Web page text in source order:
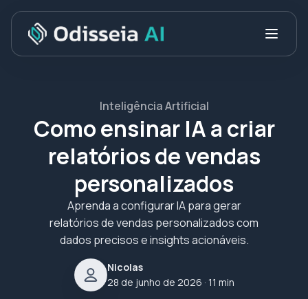
Inteligência Artificial
Como ensinar IA a criar
relatórios de vendas
personalizados
Aprenda a configurar IA para gerar
relatórios de vendas personalizados com
dados precisos e insights acionáveis.
Nicolas
28 de junho de 2026 · 11 min